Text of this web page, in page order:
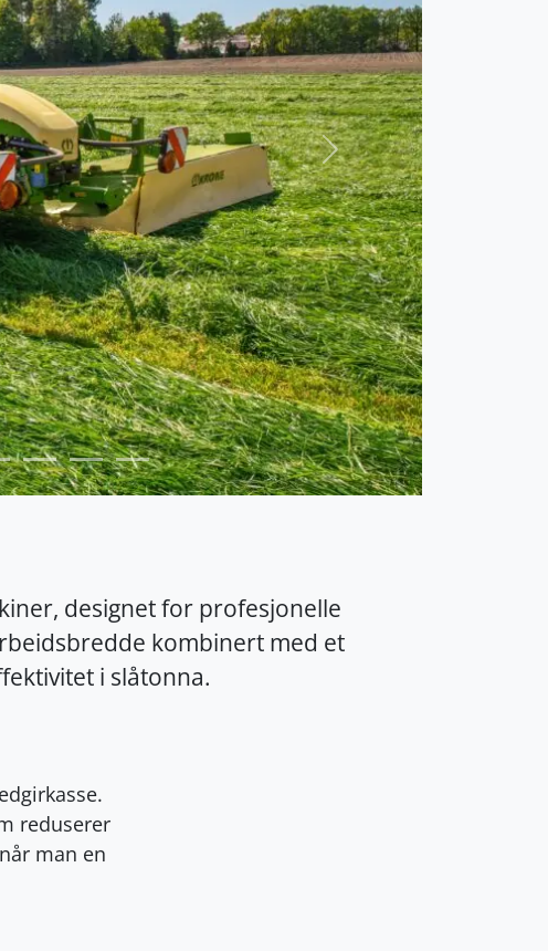
Neste
designet for profesjonelle
kombinert med et
i slåtonna.
reduserer
man en